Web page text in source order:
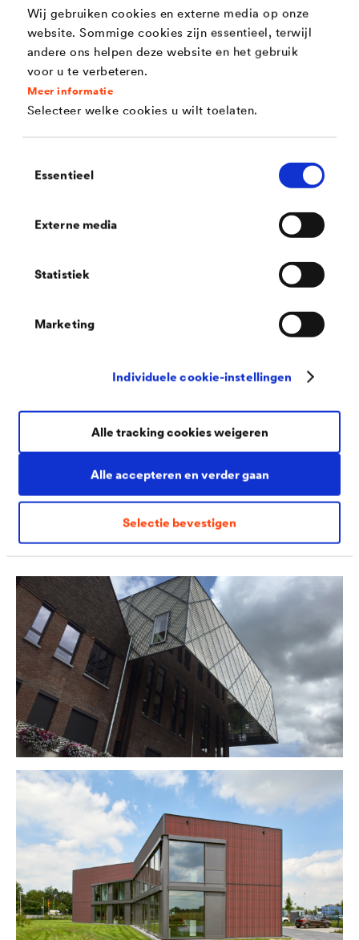
Wij gebruiken cookies en externe media op onze
website. Sommige cookies zijn essentieel, terwijl
andere ons helpen deze website en het gebruik
voor u te verbeteren.
Meer informatie
Selecteer welke cookies u wilt toelaten.
Essentieel
Externe media
Statistiek
Marketing
Individuele cookie-instellingen
Alle accepteren en verder gaan
Selectie bevestigen
Alle tracking cookies weigeren
verticale plaatsing.
Doeltreffende gevelbescherming, ook in zeven
Gevelfolies beschermen de achterliggende constructie
meerwaarde voor de gevel. De kleurrijke en uv-
PLUSbiedt volkomen nieuwe ontwerpmogelijkheden
voor open en langs achter geventileerde gevels uit hout,
metaal, glas en kunststof.
De folie geeft houten gevelconstructies met open
polycarbonaat een interessante driedimensionale
diepgang of doorbreekt op speelse wijze de coole
esthetiek van gevelelementen uit strekmetaal,
geperforeerde metaalplaten of latten.